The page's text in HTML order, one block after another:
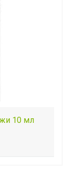
10 мл